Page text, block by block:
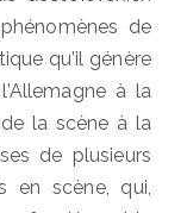
de
qu’il génère
à la
de la scène à la
de plusieurs
en scène, qui,